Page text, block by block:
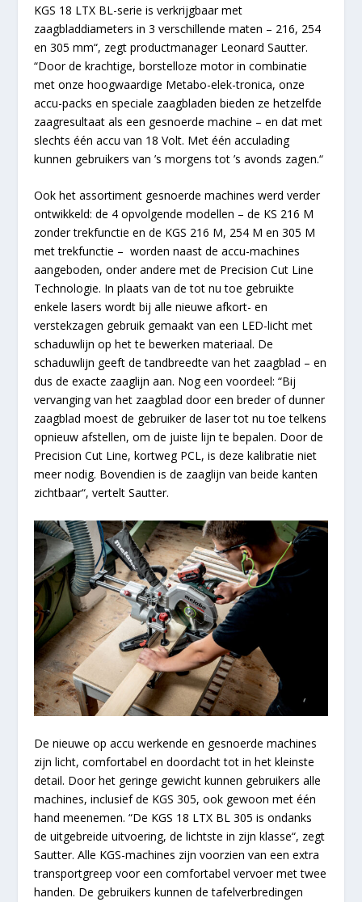
KGS 18 LTX BL-serie is verkrijgbaar met
zaagbladdiameters in 3 verschillende maten – 216, 254
en 305 mm“, zegt productmanager Leonard Sautter.
“Door de krachtige, borstelloze motor in combinatie
met onze hoogwaardige Metabo-elek-tronica, onze
accu-packs en speciale zaagbladen bieden ze hetzelfde
zaagresultaat als een gesnoerde machine – en dat met
slechts één accu van 18 Volt. Met één acculading
kunnen gebruikers van ’s morgens tot ’s avonds zagen.“
Ook het assortiment gesnoerde machines werd verder
ontwikkeld: de 4 opvolgende modellen – de KS 216 M
zonder trekfunctie en de KGS 216 M, 254 M en 305 M
met trekfunctie – worden naast de accu-machines
aangeboden, onder andere met de Precision Cut Line
Technologie. In plaats van de tot nu toe gebruikte
enkele lasers wordt bij alle nieuwe afkort- en
verstekzagen gebruik gemaakt van een LED-licht met
schaduwlijn op het te bewerken materiaal. De
schaduwlijn geeft de tandbreedte van het zaagblad – en
dus de exacte zaaglijn aan. Nog een voordeel: “Bij
vervanging van het zaagblad door een breder of dunner
zaagblad moest de gebruiker de laser tot nu toe telkens
opnieuw afstellen, om de juiste lijn te bepalen. Door de
Precision Cut Line, kortweg PCL, is deze kalibratie niet
meer nodig. Bovendien is de zaaglijn van beide kanten
zichtbaar“, vertelt Sautter.
De nieuwe op accu werkende en gesnoerde machines
zijn licht, comfortabel en doordacht tot in het kleinste
detail. Door het geringe gewicht kunnen gebruikers alle
machines, inclusief de KGS 305, ook gewoon met één
hand meenemen. “De KGS 18 LTX BL 305 is ondanks
de uitgebreide uitvoering, de lichtste in zijn klasse“, zegt
Sautter. Alle KGS-machines zijn voorzien van een extra
transportgreep voor een comfortabel vervoer met twee
handen. De gebruikers kunnen de tafelverbredingen